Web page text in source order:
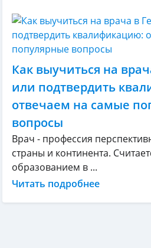
Как выучиться на
или подтвердить
отвечаем на самые
вопросы
Врач - профессия
страны и континента.
образованием в ...
Читать подробнее